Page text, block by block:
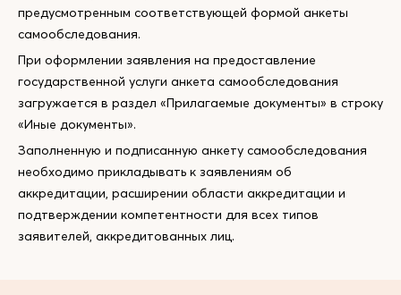
предусмотренным соответствующей формой анкеты
самообследования.
При оформлении заявления на предоставление
государственной услуги анкета самообследования
загружается в раздел «Прилагаемые документы» в строку
«Иные документы».
Заполненную и подписанную анкету самообследования
необходимо прикладывать к заявлениям об
аккредитации, расширении области аккредитации и
подтверждении компетентности для всех типов
заявителей, аккредитованных лиц.